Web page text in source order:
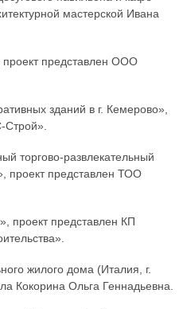
мастерской Ивана
представлен ООО
зданий в г. Кемерово»,
торгово-развлекательный
проект представлен ТОО
проект представлен КП
жилого дома (Италия, г.
Кокорина Ольга Геннадьевна.